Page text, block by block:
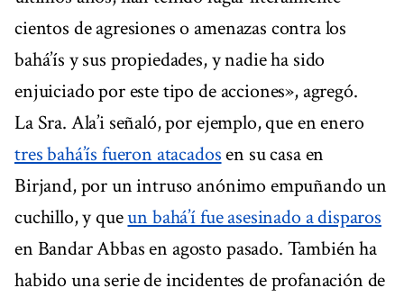
cientos de agresiones o amenazas contra los
bahá’ís y sus propiedades, y nadie ha sido
enjuiciado por este tipo de acciones», agregó.
La Sra. Ala’i señaló, por ejemplo, que en enero
tres bahá’ís fueron atacadosen su casa en
Birjand, por un intruso anónimo empuñando un
cuchillo, y queun bahá’í fue asesinado a disparos
en Bandar Abbas en agosto pasado. También ha
habido una serie de incidentes de profanación de